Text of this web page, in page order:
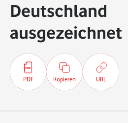
Deutschland
ausgezeichnet
PDF Kopieren URL